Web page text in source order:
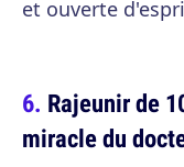
et ouverte
Rajeunir de
miracle du